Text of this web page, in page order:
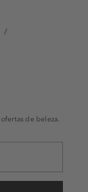
de beleza.